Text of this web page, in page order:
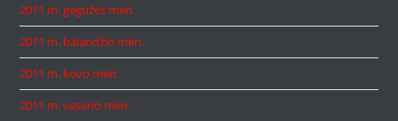
2011 m. gegužės mėn.
2011 m. balandžio mėn.
2011 m. kovo mėn.
2011 m. vasario mėn.